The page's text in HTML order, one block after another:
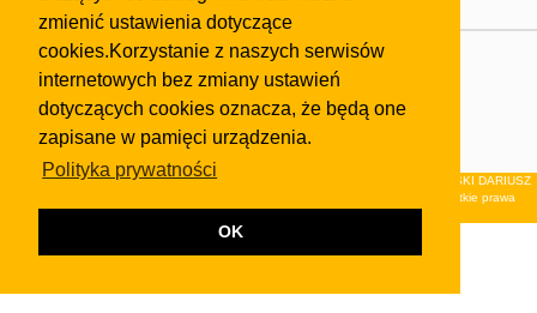
zmienić ustawienia dotyczące
cookies.Korzystanie z naszych serwisów
internetowych bez zmiany ustawień
dotyczących cookies oznacza, że będą one
zapisane w pamięci urządzenia.
Polityka prywatności
OK
Dealerzy i autokomisy
Skontaktuj się z nami
regulaminuiPolityki Prywatności.
Klauzula FB
© 2026Wydawnictwo NEON sp. z o.o. (dawniej: FIRMA NEON MAREK KLUCZEWSKI DARIUSZ
KRAWCZYK s.c.) z siedzibą w Olkuszu, ul.Żuradzka 15, 32-300 Olkusz . Wszystkie prawa